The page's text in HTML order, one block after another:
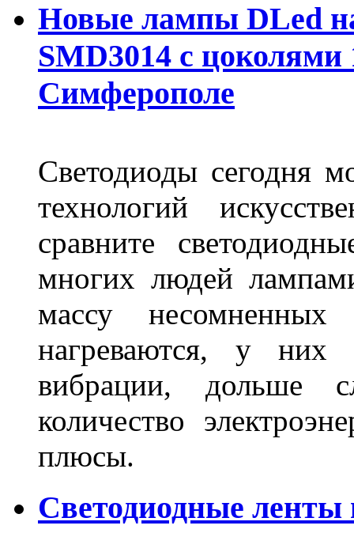
Новые лампы DLed
SMD3014 с цоколями
Симферополе
Светодиоды сегодня
технологий
сравните
многих людей
массу
нагреваются, у них
вибрации, дольше
количество
плюсы.
Светодиодные